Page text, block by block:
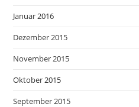
Januar 2016
Dezember 2015
November 2015
Oktober 2015
September 2015